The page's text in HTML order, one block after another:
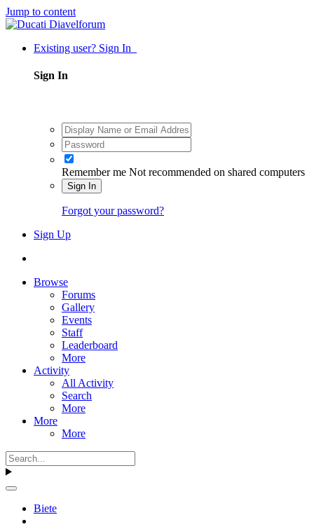
Jump to content
Existing user? Sign In
Sign In
Remember me Not recommended on shared computers
Sign In
Forgot your password?
Sign Up
Browse
Forums
Gallery
Events
Staff
Leaderboard
More
Activity
All Activity
Search
More
More
More
Biete